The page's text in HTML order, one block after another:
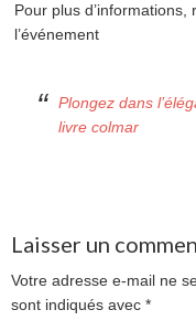
Pour plus
l’événement
Plongez dans
livre colmar
Laisser un
Votre adresse e-mail ne
sont indiqués avec *